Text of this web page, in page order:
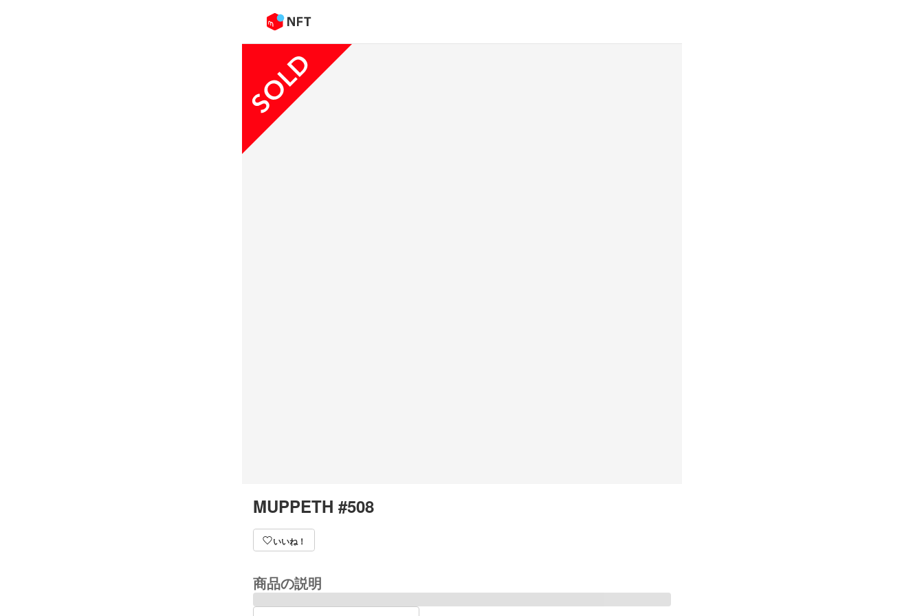
MUPPETH #508
いいね！
商品の説明